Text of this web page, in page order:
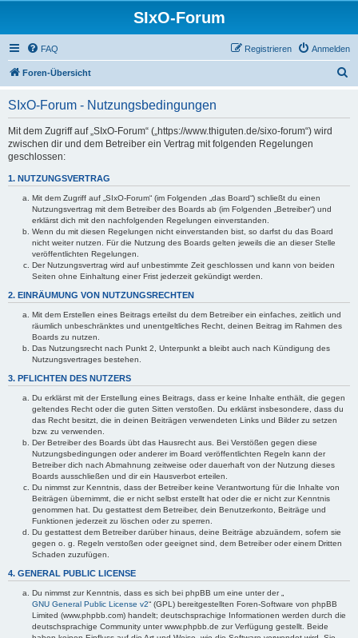
SIxO-Forum
FAQ Anmelden
Registrieren
Foren-Übersicht
SIxO-Forum - Nutzungsbedingungen
Mit dem Zugriff auf „SIxO-Forum“ („https://www.thiguten.de/sixo-forum“) wird
zwischen dir und dem Betreiber ein Vertrag mit folgenden Regelungen
geschlossen:
1. NUTZUNGSVERTRAG
Mit dem Zugriff auf „SIxO-Forum“ (im Folgenden „das Board“) schließt du einen
Nutzungsvertrag mit dem Betreiber des Boards ab (im Folgenden „Betreiber“) und
erklärst dich mit den nachfolgenden Regelungen einverstanden.
Wenn du mit diesen Regelungen nicht einverstanden bist, so darfst du das Board
nicht weiter nutzen. Für die Nutzung des Boards gelten jeweils die an dieser Stelle
veröffentlichten Regelungen.
Der Nutzungsvertrag wird auf unbestimmte Zeit geschlossen und kann von beiden
Seiten ohne Einhaltung einer Frist jederzeit gekündigt werden.
2. EINRÄUMUNG VON NUTZUNGSRECHTEN
Mit dem Erstellen eines Beitrags erteilst du dem Betreiber ein einfaches, zeitlich und
räumlich unbeschränktes und unentgeltliches Recht, deinen Beitrag im Rahmen des
Boards zu nutzen.
Das Nutzungsrecht nach Punkt 2, Unterpunkt a bleibt auch nach Kündigung des
Nutzungsvertrages bestehen.
3. PFLICHTEN DES NUTZERS
Du erklärst mit der Erstellung eines Beitrags, dass er keine Inhalte enthält, die gegen
geltendes Recht oder die guten Sitten verstoßen. Du erklärst insbesondere, dass du
das Recht besitzt, die in deinen Beiträgen verwendeten Links und Bilder zu setzen
bzw. zu verwenden.
Der Betreiber des Boards übt das Hausrecht aus. Bei Verstößen gegen diese
Nutzungsbedingungen oder anderer im Board veröffentlichten Regeln kann der
Betreiber dich nach Abmahnung zeitweise oder dauerhaft von der Nutzung dieses
Boards ausschließen und dir ein Hausverbot erteilen.
Du nimmst zur Kenntnis, dass der Betreiber keine Verantwortung für die Inhalte von
Beiträgen übernimmt, die er nicht selbst erstellt hat oder die er nicht zur Kenntnis
genommen hat. Du gestattest dem Betreiber, dein Benutzerkonto, Beiträge und
Funktionen jederzeit zu löschen oder zu sperren.
Du gestattest dem Betreiber darüber hinaus, deine Beiträge abzuändern, sofern sie
gegen o. g. Regeln verstoßen oder geeignet sind, dem Betreiber oder einem Dritten
Schaden zuzufügen.
4. GENERAL PUBLIC LICENSE
Du nimmst zur Kenntnis, dass es sich bei phpBB um eine unter der „
GNU General Public License v2“ (GPL) bereitgestellten Foren-Software von phpBB
Limited (www.phpbb.com) handelt; deutschsprachige Informationen werden durch die
deutschsprachige Community unter www.phpbb.de zur Verfügung gestellt. Beide